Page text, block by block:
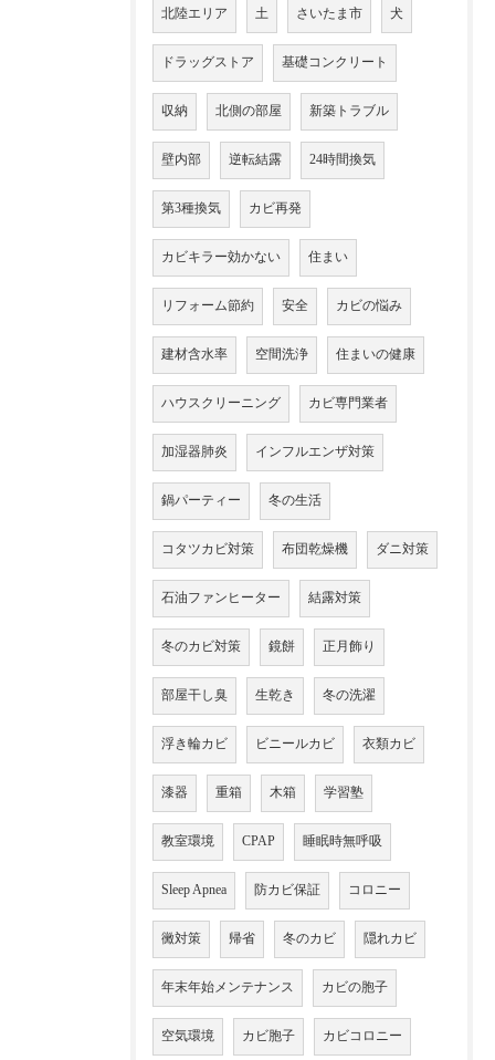
北陸エリア 土 さいたま市 犬
ドラッグストア 基礎コンクリート
収納 北側の部屋 新築トラブル
壁内部 逆転結露 24時間換気
第3種換気 カビ再発
カビキラー効かない 住まい
リフォーム節約 安全 カビの悩み
建材含水率 空間洗浄 住まいの健康
ハウスクリーニング カビ専門業者
加湿器肺炎 インフルエンザ対策
鍋パーティー 冬の生活
コタツカビ対策 布団乾燥機 ダニ対策
石油ファンヒーター 結露対策
冬のカビ対策 鏡餅 正月飾り
部屋干し臭 生乾き 冬の洗濯
浮き輪カビ ビニールカビ 衣類カビ
漆器 重箱 木箱 学習塾
教室環境 CPAP 睡眠時無呼吸
Sleep Apnea 防カビ保証 コロニー
黴対策 帰省 冬のカビ 隠れカビ
年末年始メンテナンス カビの胞子
空気環境 カビ胞子 カビコロニー